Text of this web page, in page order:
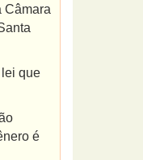
Câmara
que
é